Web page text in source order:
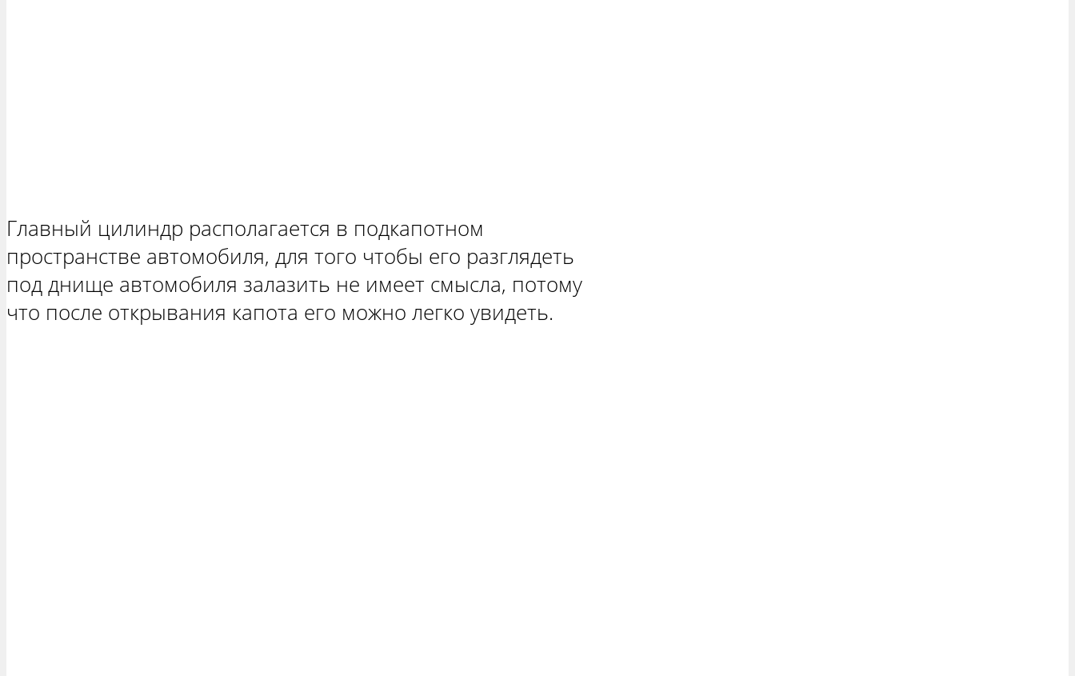
Главный цилиндр располагается в подкапотном
пространстве автомобиля, для того чтобы его разглядеть
под днище автомобиля залазить не имеет смысла, потому
что после открывания капота его можно легко увидеть.